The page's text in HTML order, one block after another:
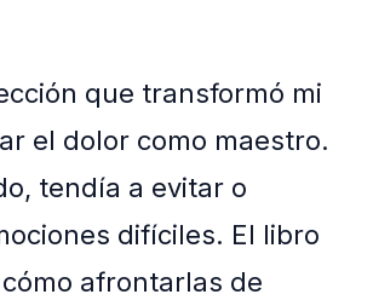
que transformó mi
el dolor como maestro.
tendía a evitar o
difíciles. El libro
afrontarlas de